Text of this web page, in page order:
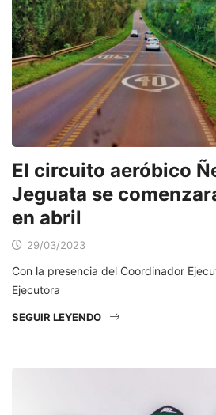
El circuito aeróbico
Jeguata se
en abril
29/03/2023
Con la presencia del Coordinador
Ejecutora
SEGUIR LEYENDO